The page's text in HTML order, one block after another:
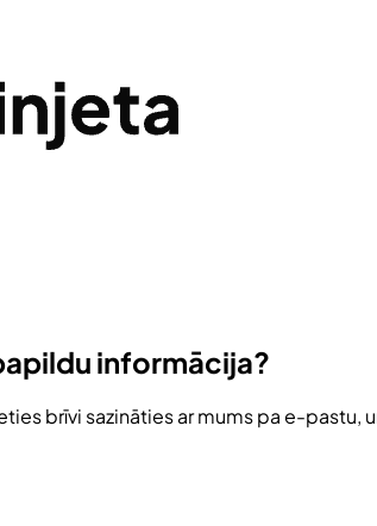
informācija?
brīvi sazināties ar mums pa e-